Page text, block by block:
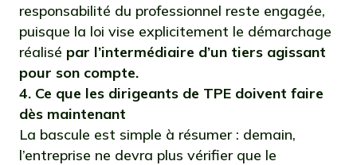
responsabilité du professionnel reste engagée,
puisque la loi vise explicitement le démarchage
réalisé par l’intermédiaire d’un tiers agissant
pour son compte.
4. Ce que les dirigeants de TPE doivent faire
dès maintenant
La bascule est simple à résumer : demain,
l’entreprise ne devra plus vérifier que le